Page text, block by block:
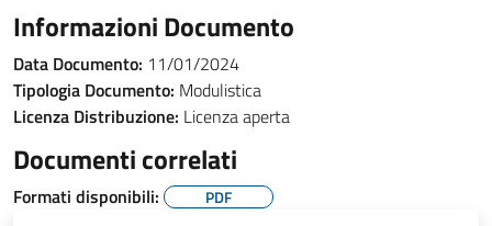
Informazioni Documento
Data Documento: 11/01/2024
Tipologia Documento: Modulistica
Licenza Distribuzione: Licenza aperta
Documenti correlati
Formati disponibili: PDF